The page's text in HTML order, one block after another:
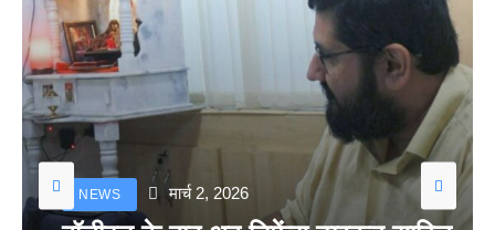
NEWS मार्च 2, 2026